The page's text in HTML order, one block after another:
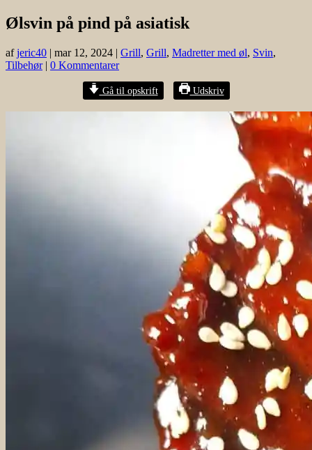
Ølsvin på pind på asiatisk
afjeric40 | mar 12, 2024 | Grill, Grill, Madretter med øl, Svin,
Tilbehør| 0 Kommentarer
Gå til opskrift Udskriv